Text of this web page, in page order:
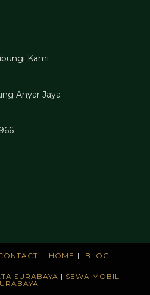
Kami
Anyar Jaya
HOME BLOG
SURABAYA | SEWA MOBIL